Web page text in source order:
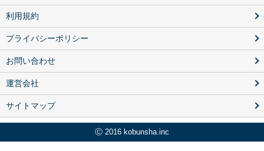
利用規約
プライバシーポリシー
お問い合わせ
運営会社
サイトマップ
Ⓒ 2016 kobunsha.inc